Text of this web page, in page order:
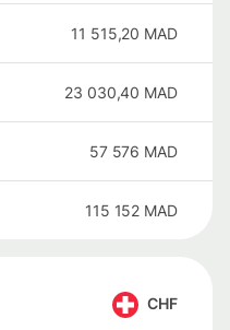
11 515,20 MAD
23 030,40 MAD
57 576 MAD
115 152 MAD
CHF